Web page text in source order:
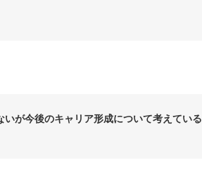
が今後のキャリア形成について考えている